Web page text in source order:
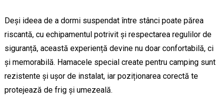
Deși ideea de a dormi suspendat între stânci poate părea
riscantă, cu echipamentul potrivit și respectarea regulilor de
siguranță, această experiență devine nu doar confortabilă, ci
și memorabilă. Hamacele special create pentru camping sunt
rezistente și ușor de instalat, iar poziționarea corectă te
protejează de frig și umezeală.